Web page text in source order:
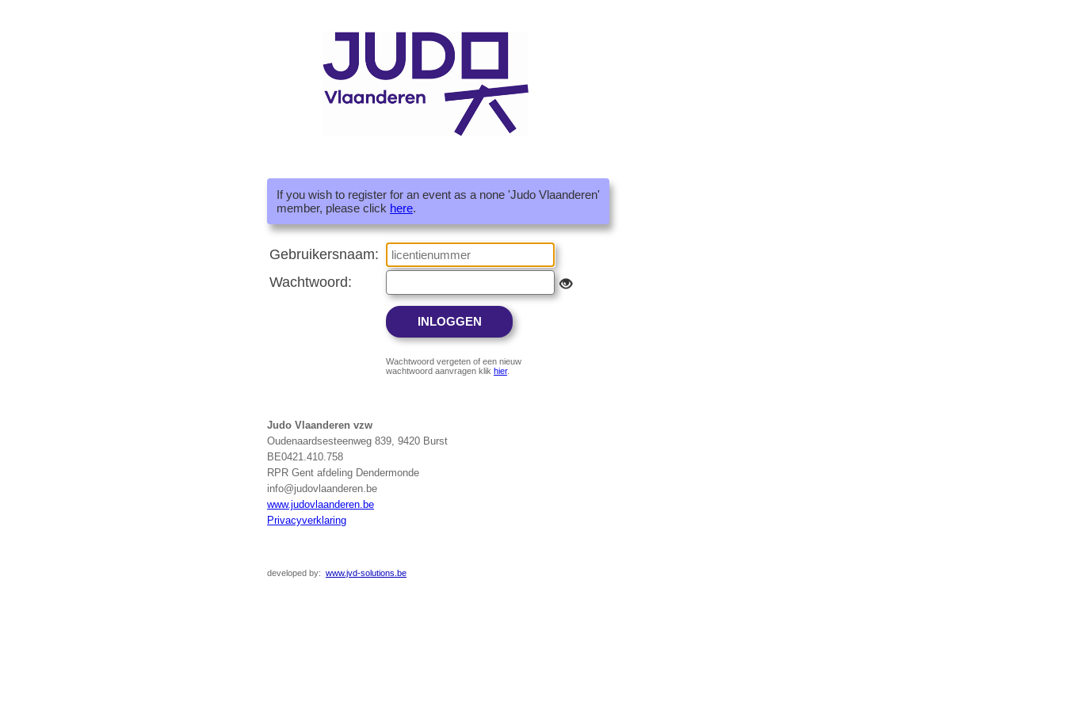
If you wish to register for an event as a none 'Judo Vlaanderen'
member, please click here.
Gebruikersnaam:
Wachtwoord:
Wachtwoord vergeten of een nieuw
wachtwoord aanvragen klik hier.
Judo Vlaanderen vzw
Oudenaardsesteenweg 839, 9420 Burst
BE0421.410.758
RPR Gent afdeling Dendermonde
info@judovlaanderen.be
www.judovlaanderen.be
Privacyverklaring
developed by: www.jvd-solutions.be